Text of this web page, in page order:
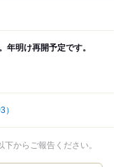
年明け再開予定です。
）
からご報告ください。